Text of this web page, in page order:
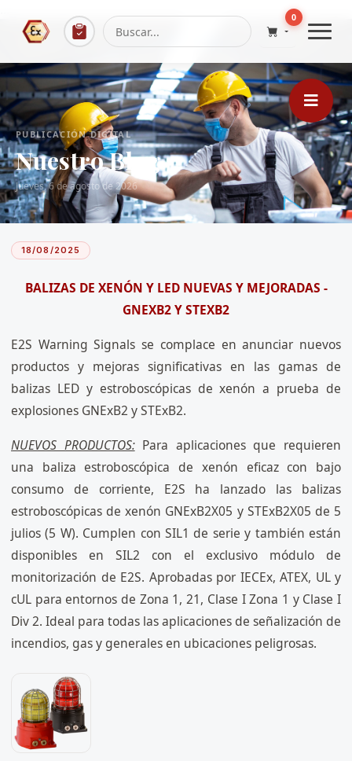
0
PUBLICACIÓN DIGITAL
Nuestro Blog
Jueves, 6 de agosto de 2026
18/08/2025
BALIZAS DE XENÓN Y LED NUEVAS Y MEJORADAS -
GNEXB2 Y STEXB2
E2S Warning Signals se complace en anunciar nuevos
productos y mejoras significativas en las gamas de
balizas LED y estroboscópicas de xenón a prueba de
explosiones GNExB2 y STExB2.
NUEVOS PRODUCTOS:Para aplicaciones que requieren
una baliza estroboscópica de xenón eficaz con bajo
consumo de corriente, E2S ha lanzado las balizas
estroboscópicas de xenón GNExB2X05 y STExB2X05 de 5
julios (5 W). Cumplen con SIL1 de serie y también están
disponibles en SIL2 con el exclusivo módulo de
monitorización de E2S. Aprobadas por IECEx, ATEX, UL y
cUL para entornos de Zona 1, 21, Clase I Zona 1 y Clase I
Div 2. Ideal para todas las aplicaciones de señalización de
incendios, gas y generales en ubicaciones peligrosas.